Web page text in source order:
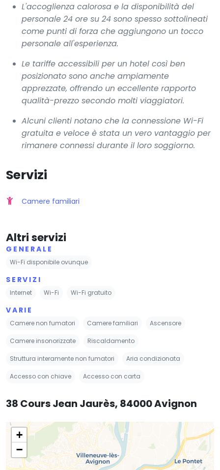
L'accoglienza calorosa e la disponibilità del
personale 24 ore su 24 sono spesso sottolineati
come punti di forza che aggiungono un tocco
personale all'esperienza.
Le tariffe accessibili per un hotel così ben
posizionato sono anche ampiamente
apprezzate, offrendo un eccellente rapporto
qualità-prezzo secondo molti viaggiatori.
Alcuni clienti notano che la connessione Wi-Fi
gratuita e veloce è stata un vero vantaggio per
rimanere connessi durante il loro soggiorno.
Servizi
Camere familiari
Altri servizi
GENERALE
Wi-Fi disponibile ovunque
SERVIZI
Internet Wi-Fi Wi-Fi gratuito
VARIE
Camere non fumatori Camere familiari Ascensore
Camere insonorizzate Riscaldamento
Struttura interamente non fumatori Aria condizionata
Accesso con chiave Accesso con carta
38 Cours Jean Jaurès, 84000 Avignon
+
−